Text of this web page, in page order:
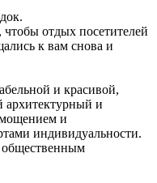
отдых посетителей
к вам снова и
и красивой,
и
и
индивидуальности.
общественным